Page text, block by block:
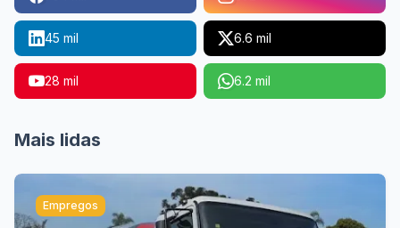
45 mil 6.6 mil
28 mil 6.2 mil
Mais lidas
Empregos